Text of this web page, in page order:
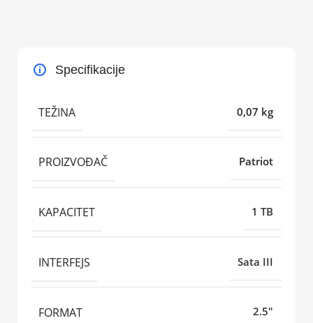
Specifikacije
TEŽINA 0,07 kg
PROIZVOĐAČ Patriot
KAPACITET 1 TB
INTERFEJS Sata III
FORMAT 2.5"